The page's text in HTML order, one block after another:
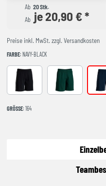
Ab 20 Stk.
Ab je 20,90 € *
Preise inkl. MwSt. zzgl. Versandkosten
FARBE: NAVY-BLACK
BLACK-ANTHRACITEGREEEN-BLACK
GRÖSSE : 164